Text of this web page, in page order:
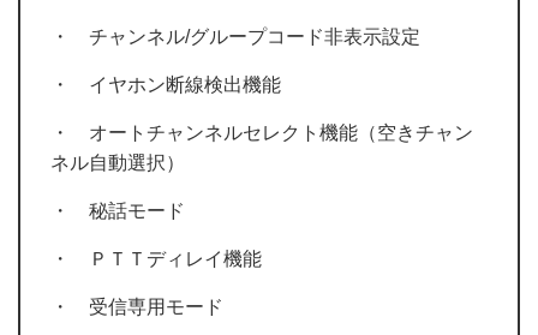
・ チャンネル/グループコード非表示設定
・ イヤホン断線検出機能
・ オートチャンネルセレクト機能（空きチャン
ネル自動選択）
・ 秘話モード
・ ＰＴＴディレイ機能
・ 受信専用モード